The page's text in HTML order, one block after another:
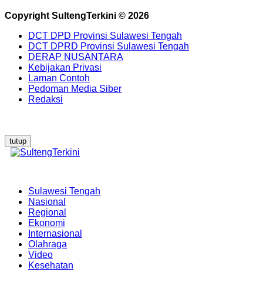
Copyright SultengTerkini © 2026
DCT DPD Provinsi Sulawesi Tengah
DCT DPRD Provinsi Sulawesi Tengah
DERAP NUSANTARA
Kebijakan Privasi
Laman Contoh
Pedoman Media Siber
Redaksi
tutup
Sulawesi Tengah
Nasional
Regional
Ekonomi
Internasional
Olahraga
Video
Kesehatan